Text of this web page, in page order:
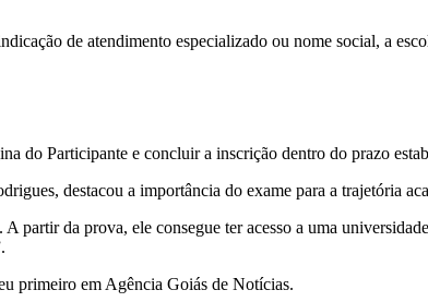
de atendimento especializado ou nome social, a
do Participante e concluir a inscrição dentro do prazo
destacou a importância do exame para a trajetória
partir da prova, ele consegue ter acesso a uma
primeiro em Agência Goiás de Notícias.